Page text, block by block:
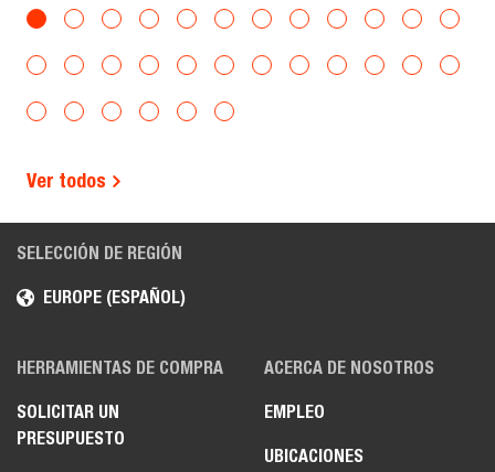
Ver todos
SELECCIÓN DE REGIÓN
EUROPE (ESPAÑOL)
HERRAMIENTAS DE COMPRA
SOLICITAR UN
PRESUPUESTO
ACERCA DE NOSOTROS
EMPLEO
UBICACIONES